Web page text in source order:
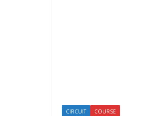
CIRCUIT COURSE